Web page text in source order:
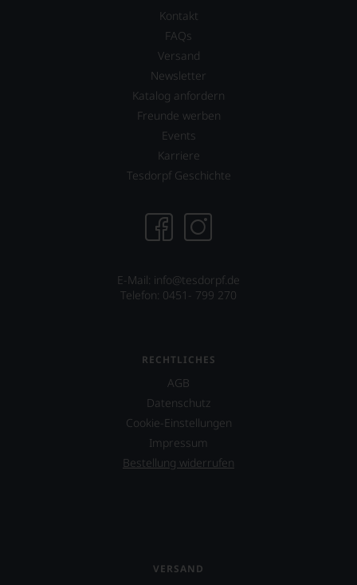
Kontakt
FAQs
Versand
Newsletter
Katalog anfordern
Freunde werben
Events
Karriere
Tesdorpf Geschichte
E-Mail: info@tesdorpf.de
Telefon: 0451- 799 270
RECHTLICHES
AGB
Datenschutz
Cookie-Einstellungen
Impressum
Bestellung widerrufen
VERSAND